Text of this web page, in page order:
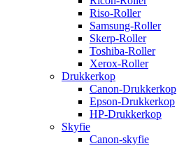
Riso-Roller
Samsung-Roller
Skerp-Roller
Toshiba-Roller
Xerox-Roller
Drukkerkop
Canon-Drukkerkop
Epson-Drukkerkop
HP-Drukkerkop
Skyfie
Canon-skyfie